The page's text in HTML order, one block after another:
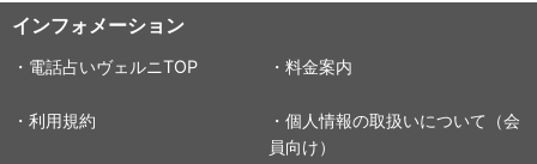
インフォメーション
・電話占いヴェルニTOP ・料金案内
・利用規約
・個人情報の取扱いについて（会
員向け）